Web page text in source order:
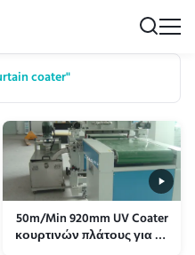
coater"
50m/Min 920mm UV Coater
κουρτινών πλάτους για το